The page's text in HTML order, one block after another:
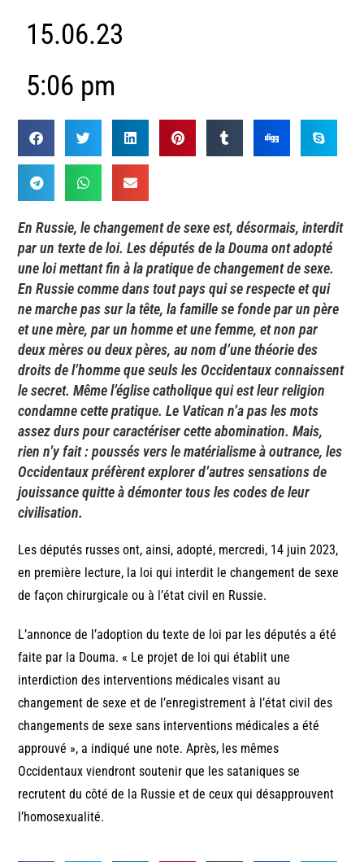
15.06.23
5:06 pm
En Russie, le changement de sexe est, désormais, interdit
par un texte de loi. Les députés de la Douma ont adopté
une loi mettant fin à la pratique de changement de sexe.
En Russie comme dans tout pays qui se respecte et qui
ne marche pas sur la tête, la famille se fonde par un père
et une mère, par un homme et une femme, et non par
deux mères ou deux pères, au nom d’une théorie des
droits de l’homme que seuls les Occidentaux connaissent
le secret. Même l’église catholique qui est leur religion
condamne cette pratique. Le Vatican n’a pas les mots
assez durs pour caractériser cette abomination. Mais,
rien n’y fait : poussés vers le matérialisme à outrance, les
Occidentaux préfèrent explorer d’autres sensations de
jouissance quitte à démonter tous les codes de leur
civilisation.
Les députés russes ont, ainsi, adopté, mercredi, 14 juin 2023,
en première lecture, la loi qui interdit le changement de sexe
de façon chirurgicale ou à l’état civil en Russie.
L’annonce de l’adoption du texte de loi par les députés a été
faite par la Douma. « Le projet de loi qui établit une
interdiction des interventions médicales visant au
changement de sexe et de l’enregistrement à l’état civil des
changements de sexe sans interventions médicales a été
approuvé », a indiqué une note. Après, les mêmes
Occidentaux viendront soutenir que les sataniques se
recrutent du côté de la Russie et de ceux qui désapprouvent
l’homosexualité.